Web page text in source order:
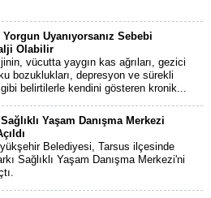
Yorgun Uyanıyorsanız Sebebi
Olabilir
vücutta yaygın kas ağrıları, gezici
bozuklukları, depresyon ve sürekli
belirtilerle kendini gösteren kronik...
Yaşam Danışma Merkezi
Belediyesi, Tarsus ilçesinde
Sağlıklı Yaşam Danışma Merkezi'ni